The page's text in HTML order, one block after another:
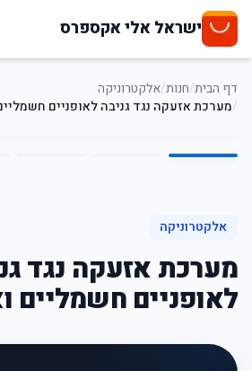
ישראל אלי אקספרס
דף הבית/חנות/אלקטרוניקה
/מערכת אזעקה נגד גניבה לאופניים
1
/
5
אלקטרוניקה
מערכת אזעקה נגד
לאופניים חשמליים